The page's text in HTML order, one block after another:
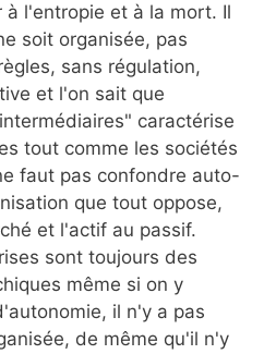
à l'entropie et à la mort. Il
soit organisée, pas
sans régulation,
et l'on sait que
caractérise
tout comme les sociétés
faut pas confondre auto-
que tout oppose,
et l'actif au passif.
sont toujours des
même si on y
il n'y a pas
de même qu'il n'y